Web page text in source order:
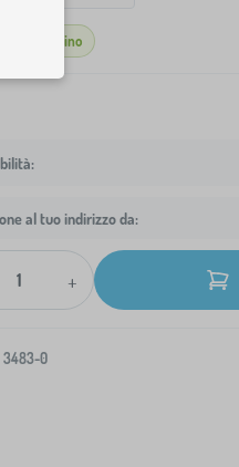
in magazzino
al tuo indirizzo da:
+
3483-0